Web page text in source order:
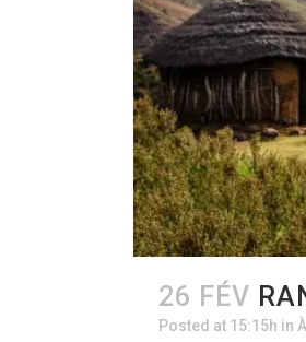
26 FÉV
Posted at 15:15h in